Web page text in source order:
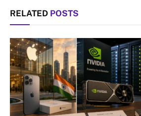
RELATED POSTS